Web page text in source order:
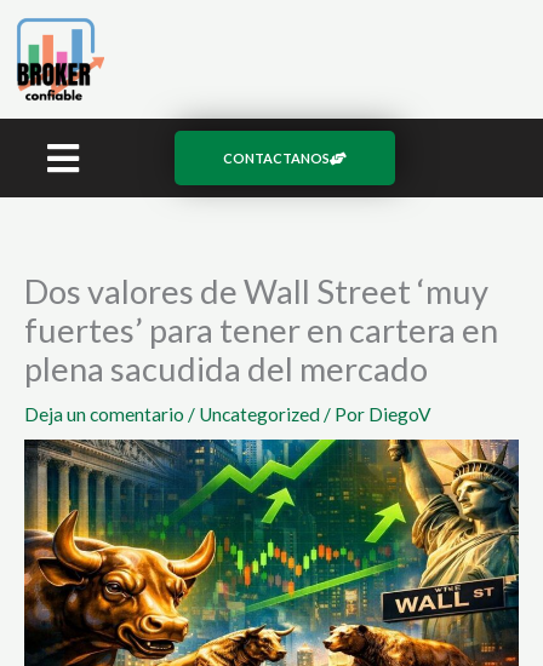
contenido
CONTACTANOS
Dos valores de Wall Street ‘muy
fuertes’ para tener en cartera en
plena sacudida del mercado
Deja un comentario / Uncategorized/ Por DiegoV